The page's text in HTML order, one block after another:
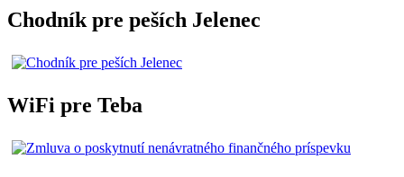
Chodník pre peších Jelenec
WiFi pre Teba